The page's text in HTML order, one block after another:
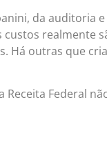
da auditoria
realmente
Há outras que
Receita Federal